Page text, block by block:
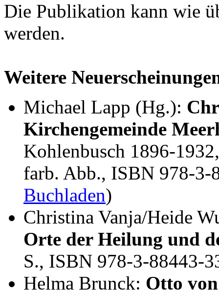
Die Publikation kann wie
werden.
Weitere
Michael Lapp (Hg.):
Kirchengemeinde
Kohlenbusch 1896-
farb. Abb., ISBN 978-3-
Buchladen)
Christina Vanja/Heide
Orte der Heilung und
S., ISBN 978-3-88443-
Helma Brunck: Otto